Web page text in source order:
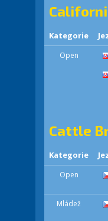
Kategorie
Open
Cattle
Kategorie
Open
Mládež